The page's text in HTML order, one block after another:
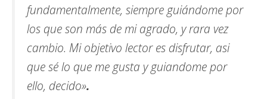
fundamentalmente, siempre guiándome por
los que son más de mi agrado, y rara vez
cambio. Mi objetivo lector es disfrutar, asi
que sé lo que me gusta y guiandome por
ello, decido».